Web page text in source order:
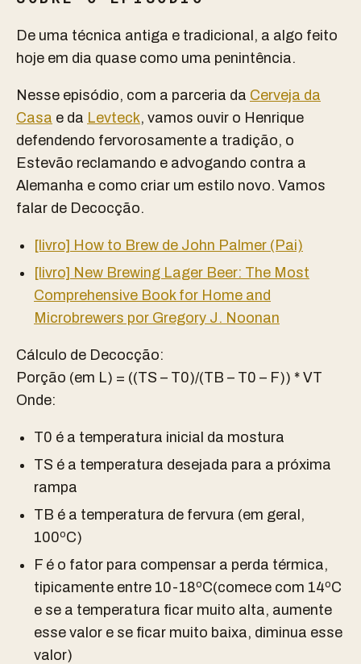
De uma técnica antiga e tradicional, a algo feito
hoje em dia quase como uma penintência.
Nesse episódio, com a parceria da Cerveja da
Casa e da Levteck, vamos ouvir o Henrique
defendendo fervorosamente a tradição, o
Estevão reclamando e advogando contra a
Alemanha e como criar um estilo novo. Vamos
falar de Decocção.
[livro] How to Brew de John Palmer (Pai)
[livro] New Brewing Lager Beer: The Most
Comprehensive Book for Home and
Microbrewers por Gregory J. Noonan
Cálculo de Decocção:
Porção (em L) = ((TS – T0)/(TB – T0 – F)) * VT
Onde:
T0 é a temperatura inicial da mostura
TS é a temperatura desejada para a próxima
rampa
TB é a temperatura de fervura (em geral,
100ºC)
F é o fator para compensar a perda térmica,
tipicamente entre 10-18ºC(comece com 14ºC
e se a temperatura ficar muito alta, aumente
esse valor e se ficar muito baixa, diminua esse
valor)